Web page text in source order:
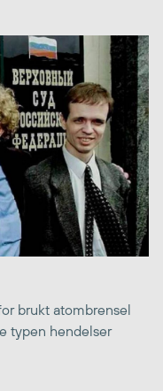
brukt atombrensel
typen hendelser